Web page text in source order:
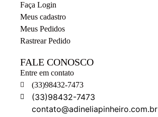
Faça Login
Meus cadastro
Meus Pedidos
Rastrear Pedido
FALE CONOSCO
Entre em contato
(33)98432-7473
(33)98432-7473
contato@adineliapinheiro.com.br